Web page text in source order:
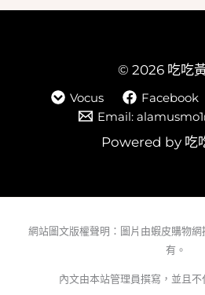
© 2026 吃吃
Vocus Facebook
Email:
Powered by 吃
網站圖文版權聲明：圖片由蝦皮購物
有。
內文由本站管理員撰寫，並且不